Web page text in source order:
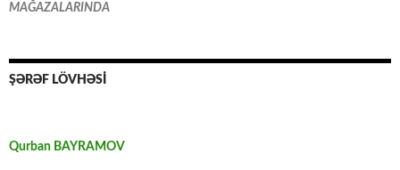
MAĞAZALARINDA
ŞƏRƏF LÖVHƏSİ
Qurban BAYRAMOV